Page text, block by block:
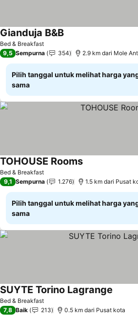
Bed & Breakfast
Gianduja B&B
9,5 Sempurna 354 2.9 km dari Mole
Pilih tanggal untuk melihat harga
sama
Bed & Breakfast
TOHOUSE Rooms
9,1 Sempurna 1.276 1.5 km dari Pusat
Pilih tanggal untuk melihat harga
sama
Bed & Breakfast
SUYTE Torino Lagrange
7,8 Baik 213 0.5 km dari Pusat kota